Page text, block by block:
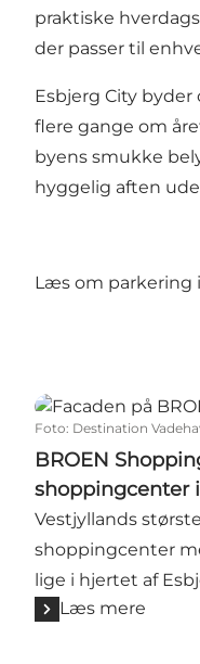
praktiske
der passer til
Esbjerg City byder
flere gange om
byens smukke
hyggelig aften
Læs om parkering
BROEN Shopping
Foto: Destination
BROEN
shoppingcenter
Vestjyllands største
shoppingcenter
lige i hjertet af
Læs mere